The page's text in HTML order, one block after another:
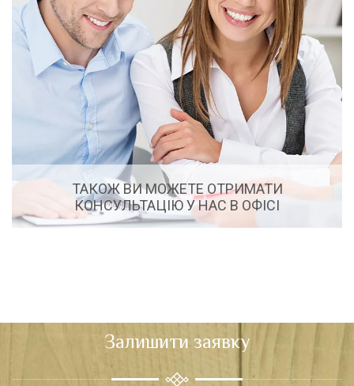
ТАКОЖ ВИ МОЖЕТЕ ОТРИМАТИ
КОНСУЛЬТАЦІЮ У НАС В ОФІСІ
Залишити заявку